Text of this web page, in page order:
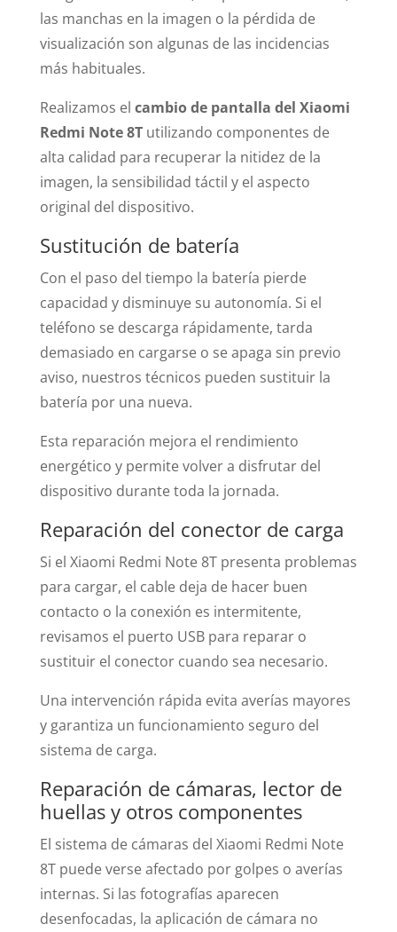
las manchas en la imagen o la pérdida de
visualización son algunas de las incidencias
más habituales.
Realizamos el cambio de pantalla del Xiaomi
Redmi Note 8Tutilizando componentes de
alta calidad para recuperar la nitidez de la
imagen, la sensibilidad táctil y el aspecto
original del dispositivo.
Sustitución de batería
Con el paso del tiempo la batería pierde
capacidad y disminuye su autonomía. Si el
teléfono se descarga rápidamente, tarda
demasiado en cargarse o se apaga sin previo
aviso, nuestros técnicos pueden sustituir la
batería por una nueva.
Esta reparación mejora el rendimiento
energético y permite volver a disfrutar del
dispositivo durante toda la jornada.
Reparación del conector de carga
Si el Xiaomi Redmi Note 8T presenta problemas
para cargar, el cable deja de hacer buen
contacto o la conexión es intermitente,
revisamos el puerto USB para reparar o
sustituir el conector cuando sea necesario.
Una intervención rápida evita averías mayores
y garantiza un funcionamiento seguro del
sistema de carga.
Reparación de cámaras, lector de
huellas y otros componentes
El sistema de cámaras del Xiaomi Redmi Note
8T puede verse afectado por golpes o averías
internas. Si las fotografías aparecen
desenfocadas, la aplicación de cámara no